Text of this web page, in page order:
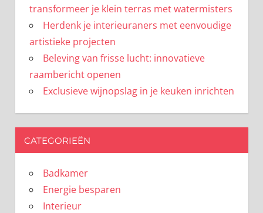
transformeer je klein terras met watermisters
Herdenk je interieuraners met eenvoudige
artistieke projecten
Beleving van frisse lucht: innovatieve
raambericht openen
Exclusieve wijnopslag in je keuken inrichten
CATEGORIEËN
Badkamer
Energie besparen
Interieur